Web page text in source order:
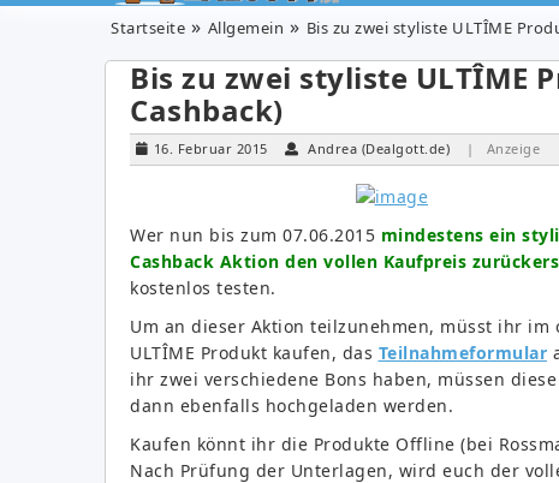
Startseite Allgemein Bis zu zwei styliste ULTÎME
Bis zu zwei styliste ULTÎME
Cashback)
16. Februar 2015 Andrea (Dealgott.de) | Anzeige
Wer nun bis zum 07.06.2015 mindestens ein
Cashback Aktion den vollen Kaufpreis
kostenlos testen.
Um an dieser Aktion teilzunehmen, müsst ihr
ULTÎME Produkt kaufen, das Teilnahmeformular
ihr zwei verschiedene Bons haben, müssen
dann ebenfalls hochgeladen werden.
Kaufen könnt ihr die Produkte Offline (bei
Nach Prüfung der Unterlagen, wird euch der